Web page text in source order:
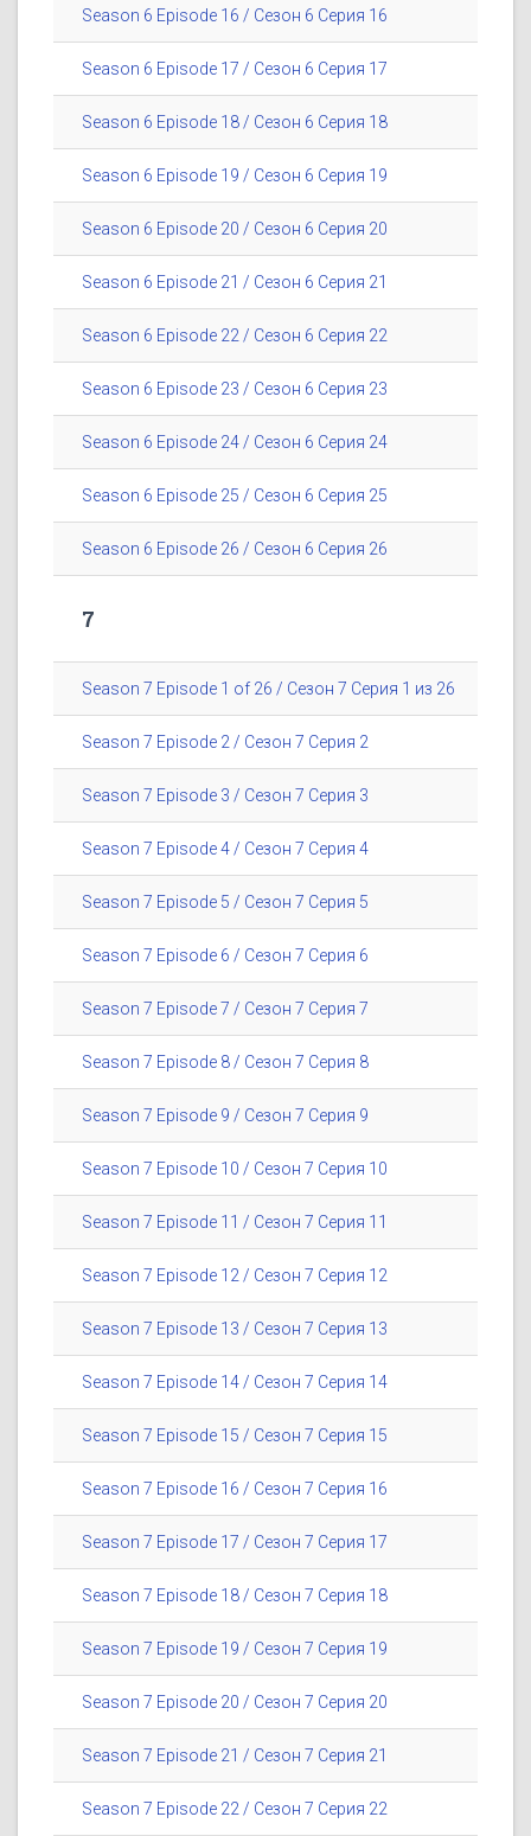
Season 6 Episode 16 / Сезон 6 Серия 16
Season 6 Episode 17 / Сезон 6 Серия 17
Season 6 Episode 18 / Сезон 6 Серия 18
Season 6 Episode 19 / Сезон 6 Серия 19
Season 6 Episode 20 / Сезон 6 Серия 20
Season 6 Episode 21 / Сезон 6 Серия 21
Season 6 Episode 22 / Сезон 6 Серия 22
Season 6 Episode 23 / Сезон 6 Серия 23
Season 6 Episode 24 / Сезон 6 Серия 24
Season 6 Episode 25 / Сезон 6 Серия 25
Season 6 Episode 26 / Сезон 6 Серия 26
7
Season 7 Episode 1 of 26 / Сезон 7 Серия 1 из 26
Season 7 Episode 2 / Сезон 7 Серия 2
Season 7 Episode 3 / Сезон 7 Серия 3
Season 7 Episode 4 / Сезон 7 Серия 4
Season 7 Episode 5 / Сезон 7 Серия 5
Season 7 Episode 6 / Сезон 7 Серия 6
Season 7 Episode 7 / Сезон 7 Серия 7
Season 7 Episode 8 / Сезон 7 Серия 8
Season 7 Episode 9 / Сезон 7 Серия 9
Season 7 Episode 10 / Сезон 7 Серия 10
Season 7 Episode 11 / Сезон 7 Серия 11
Season 7 Episode 12 / Сезон 7 Серия 12
Season 7 Episode 13 / Сезон 7 Серия 13
Season 7 Episode 14 / Сезон 7 Серия 14
Season 7 Episode 15 / Сезон 7 Серия 15
Season 7 Episode 16 / Сезон 7 Серия 16
Season 7 Episode 17 / Сезон 7 Серия 17
Season 7 Episode 18 / Сезон 7 Серия 18
Season 7 Episode 19 / Сезон 7 Серия 19
Season 7 Episode 20 / Сезон 7 Серия 20
Season 7 Episode 21 / Сезон 7 Серия 21
Season 7 Episode 22 / Сезон 7 Серия 22